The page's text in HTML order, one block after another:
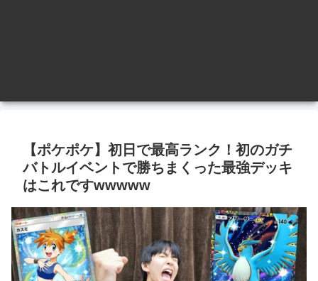
【ポケポケ】初日で最高ランク！初のガチ
バトルイベントで勝ちまくった最強デッキ
はこれですwwwww